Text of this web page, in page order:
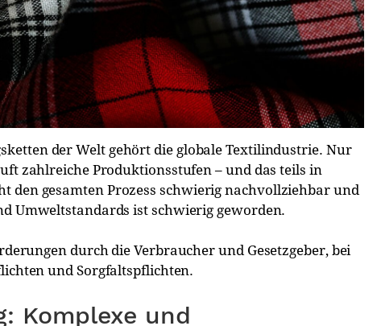
der Welt gehört die globale Textilindustrie. Nur
zahlreiche Produktionsstufen – und das teils in
den gesamten Prozess schwierig nachvollziehbar und
Umweltstandards ist schwierig geworden.
durch die Verbraucher und Gesetzgeber, bei
und Sorgfaltspflichten.
Komplexe und